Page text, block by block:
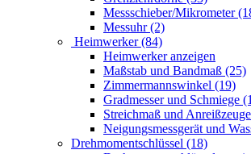
Messschieber/Mikrometer
Messuhr (2)
Heimwerker (84)
Heimwerker anzeigen
Maßstab und Bandmaß (25)
Zimmermannswinkel (19)
Gradmesser und Schmiege
Streichmaß und
Neigungsmessgerät und
Drehmomentschlüssel (18)